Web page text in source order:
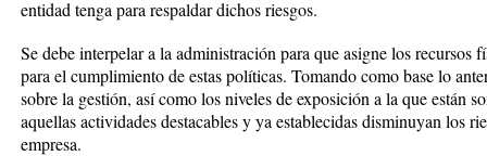
entidad tenga para respaldar dichos riesgos.
Se debe interpelar a la administración para que asigne los recursos
para el cumplimiento de estas políticas. Tomando como base lo
sobre la gestión, así como los niveles de exposición a la que están
aquellas actividades destacables y ya establecidas disminuyan los
empresa.